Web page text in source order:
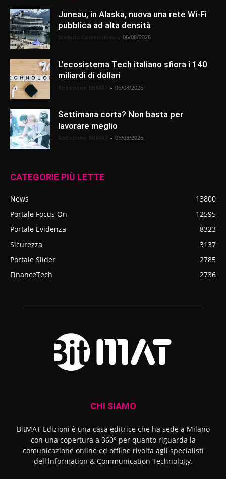
Juneau, in Alaska, nuova una rete Wi-Fi
pubblica ad alta densità
- 06/08/2026
L’ecosistema Tech italiano sfiora i 140
miliardi di dollari
- 06/08/2026
Settimana corta? Non basta per
lavorare meglio
- 06/08/2026
CATEGORIE PIÙ LETTE
News
13800
Portale Focus On
12595
Portale Evidenza
8323
Sicurezza
3137
Portale Slider
2785
FinanceTech
2736
CHI SIAMO
BitMAT Edizioni è una casa editrice che ha sede a Milano
con una copertura a 360° per quanto riguarda la
comunicazione online ed offline rivolta agli specialisti
dell'lnformation & Communication Technology.